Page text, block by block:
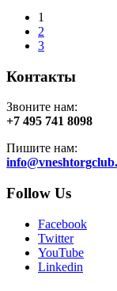
1
2
3
Контакты
Звоните нам:
+7 495 741 8098
Пишите нам:
Follow Us
Facebook
Twitter
YouTube
Linkedin